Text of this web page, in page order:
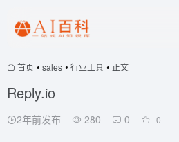
首页 • sales • 行业工具 • 正文
Reply.io
2年前发布 280 0 0